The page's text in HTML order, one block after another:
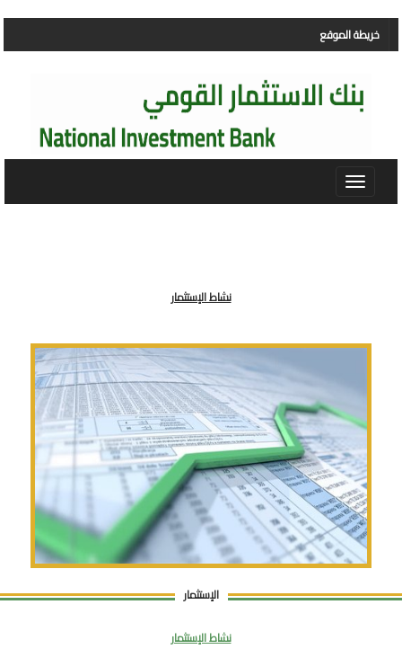
خريطة الموقع
Toggle
navigation
نشاط الإستثمار
الإستثمار
نشاط الإستثمار